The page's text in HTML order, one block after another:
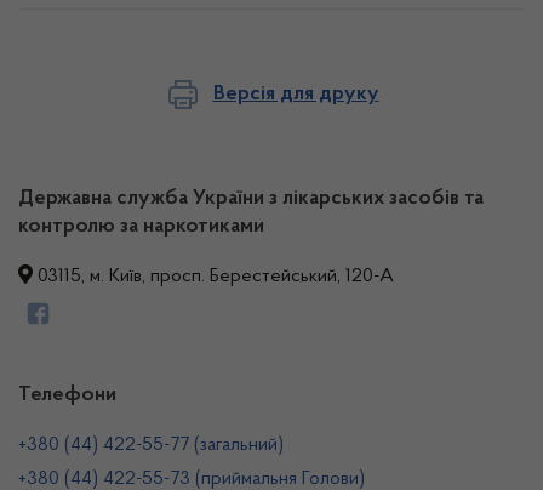
Версія для друку
Державна служба України з лікарських засобів та
контролю за наркотиками
03115, м. Київ, просп. Берестейський, 120-А
Телефони
+380 (44) 422-55-77 (загальний)
+380 (44) 422-55-73 (приймальня Голови)